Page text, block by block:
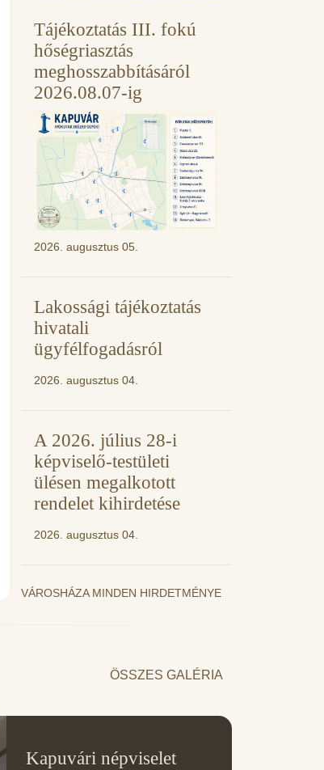
Tájékoztatás III. fokú
hőségriasztás
meghosszabbításáról
2026.08.07-ig
2026. augusztus 05.
Lakossági tájékoztatás
hivatali
ügyfélfogadásról
2026. augusztus 04.
A 2026. július 28-i
képviselő-testületi
ülésen megalkotott
rendelet kihirdetése
2026. augusztus 04.
VÁROSHÁZA MINDEN HIRDETMÉNYE
ÖSSZES GALÉRIA
Kapuvári népviselet